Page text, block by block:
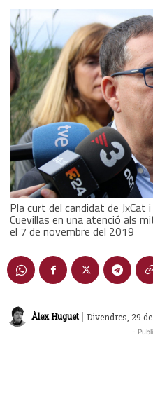
Pla curt del candidat de
Cuevillas en una atenció als
el 7 de novembre del 2019
Àlex Huguet | Divendres, 29
-